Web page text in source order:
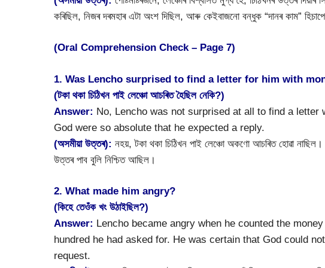
কৰিছিল, নিজৰ দৰমহাৰ এটা অংশ দিছিল, আৰু কেইবাজনো বন্ধুক “দানৰ কাম”
(Oral Comprehension Check – Page 7)
1. Was Lencho surprised to find a letter for him with
(টকা থকা চিঠিখন পাই লেঞ্চো আচৰিত হৈছিল নেকি?)
Answer: No, Lencho was not surprised at all to find a
God were so absolute that he expected a reply.
(অসমীয়া উত্তৰ): নহয়, টকা থকা চিঠিখন পাই লেঞ্চো অকণো আচৰিত হোৱা
উত্তৰ পাব বুলি নিশ্চিত আছিল।
2. What made him angry?
(কিহে তেওঁক খং উঠাইছিল?)
Answer: Lencho became angry when he counted the
hundred he had asked for. He was certain that God could
request.